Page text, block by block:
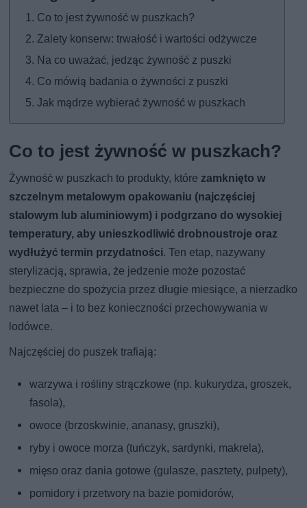
Co to jest żywność w puszkach?
Zalety konserw: trwałość i wartości odżywcze
Na co uważać, jedząc żywność z puszki
Co mówią badania o żywności z puszki
Jak mądrze wybierać żywność w puszkach
Co to jest żywność w puszkach?
Żywność w puszkach to produkty, które zamknięto w
szczelnym metalowym opakowaniu (najczęściej
stalowym lub aluminiowym) i podgrzano do wysokiej
temperatury, aby unieszkodliwić drobnoustroje oraz
wydłużyć termin przydatności. Ten etap, nazywany
sterylizacją, sprawia, że jedzenie może pozostać
bezpieczne do spożycia przez długie miesiące, a nierzadko
nawet lata – i to bez konieczności przechowywania w
lodówce.
Najczęściej do puszek trafiają:
warzywa i rośliny strączkowe (np. kukurydza, groszek,
fasola),
owoce (brzoskwinie, ananasy, gruszki),
ryby i owoce morza (tuńczyk, sardynki, makrela),
mięso oraz dania gotowe (gulasze, pasztety, pulpety),
pomidory i przetwory na bazie pomidorów,